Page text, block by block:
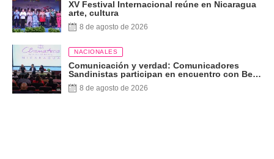
XV Festival Internacional reúne en Nicaragua
arte, cultura
8 de agosto de 2026
NACIONALES
Comunicación y verdad: Comunicadores
Sandinistas participan en encuentro con Ben
Norton
8 de agosto de 2026